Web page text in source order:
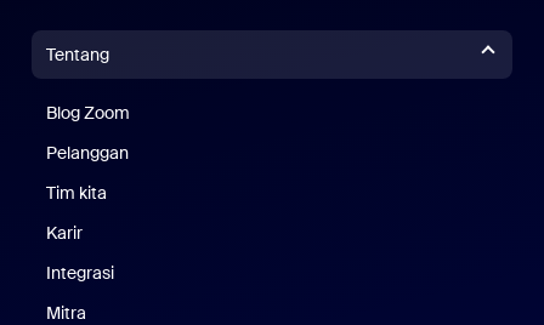
Tentang
Blog Zoom
Pelanggan
Tim kita
Karir
Integrasi
Mitra